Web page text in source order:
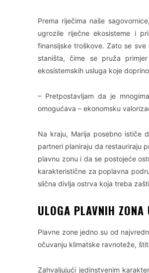
Prema riječima naše
ugrozile riječne ekosisteme i
finansijske troškove. Zato se
staništa, čime se pruža
ekosistemskih usluga koje
– Pretpostavljam da je
omogućava – ekonomsku
Na kraju, Marija posebno ističe
partneri planiraju da restauriraju
plavnu zonu i da se postojeće
karakteristične za poplavna
slična divlja ostrva koja treba
ULOGA PLAVNIH
Plavne zone jedno su od
očuvanju klimatske ravnoteže,
Zahvaljujući jedinstvenim